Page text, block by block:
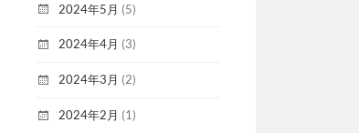
2024年5月 (5)
2024年4月 (3)
2024年3月 (2)
2024年2月 (1)